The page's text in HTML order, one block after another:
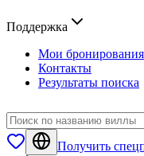
Поддержка
Мои бронирования
Контакты
Результаты поиска
Получить